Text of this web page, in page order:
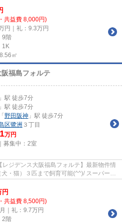
共益費 8,000円)
円｜礼：9.3万円
9階
1K
㎡
福島フォルテ
」駅 徒歩7分
」駅 徒歩7分
「 野田阪神 」駅 徒歩7分
区鷺洲 ３丁目
万円
募集中： 2室
ジデンス大阪福島フォルテ】最新物件情
・猫）３匹まで飼育可能(^^)/ スーパー・
円
共益費 8,500円)
｜礼：9.7万円
2階